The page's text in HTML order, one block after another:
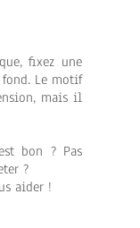
fixez une
Le motif
mais il
bon ? Pas
?
aider !